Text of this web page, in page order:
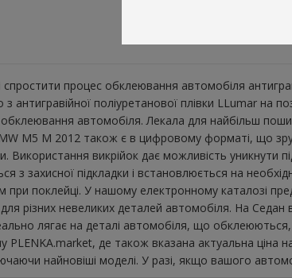
процес обклеювання автомобіля
з антигравійної поліуретанової плівки LLumar
автомобіля. Лекала для найбільш
M5 M 2012 також є в цифровому форматі, що
Використання викрійок дає можливість
з захисної підкладки і встановлюється на
при поклейці. У нашому електронному каталозі
різних невеликих деталей автомобіля. На Седан
лягає на деталі автомобіля, що
PLENKA.market, де також вказана актуальна
найновіші моделі. У разі, якщо вашого